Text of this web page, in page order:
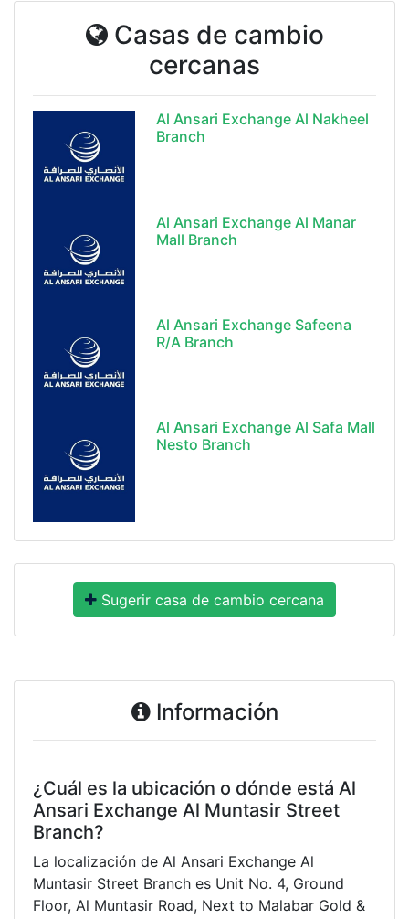
Casas de cambio
cercanas
Al Ansari Exchange Al Nakheel
Branch
Al Ansari Exchange Al Manar
Mall Branch
Al Ansari Exchange Safeena
R/A Branch
Al Ansari Exchange Al Safa Mall
Nesto Branch
Sugerir casa de cambio cercana
Información
¿Cuál es la ubicación o dónde está Al
Ansari Exchange Al Muntasir Street
Branch?
La localización de Al Ansari Exchange Al
Muntasir Street Branch es Unit No. 4, Ground
Floor, Al Muntasir Road, Next to Malabar Gold &